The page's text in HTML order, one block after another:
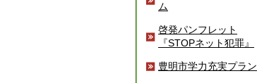
ム
啓発パンフレット
『STOPネット犯罪』
豊明市学力充実プラン